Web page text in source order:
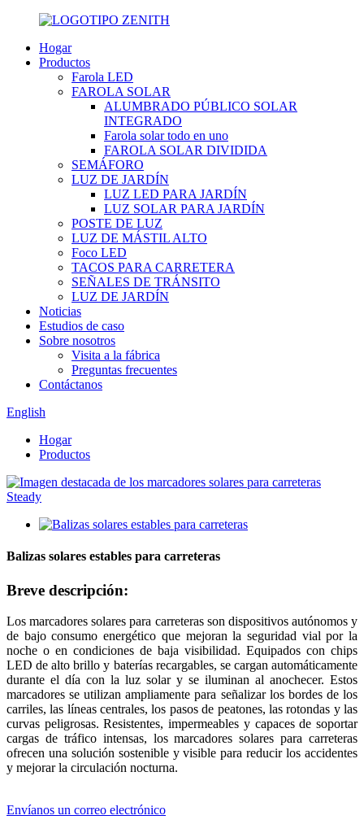
Hogar
Productos
Farola LED
FAROLA SOLAR
ALUMBRADO PÚBLICO SOLAR
INTEGRADO
Farola solar todo en uno
FAROLA SOLAR DIVIDIDA
SEMÁFORO
LUZ DE JARDÍN
LUZ LED PARA JARDÍN
LUZ SOLAR PARA JARDÍN
POSTE DE LUZ
LUZ DE MÁSTIL ALTO
Foco LED
TACOS PARA CARRETERA
SEÑALES DE TRÁNSITO
LUZ DE JARDÍN
Noticias
Estudios de caso
Sobre nosotros
Visita a la fábrica
Preguntas frecuentes
Contáctanos
English
Hogar
Productos
Balizas solares estables para carreteras
Breve descripción:
Los marcadores solares para carreteras son dispositivos autónomos y
de bajo consumo energético que mejoran la seguridad vial por la
noche o en condiciones de baja visibilidad. Equipados con chips
LED de alto brillo y baterías recargables, se cargan automáticamente
durante el día con la luz solar y se iluminan al anochecer. Estos
marcadores se utilizan ampliamente para señalizar los bordes de los
carriles, las líneas centrales, los pasos de peatones, las rotondas y las
curvas peligrosas. Resistentes, impermeables y capaces de soportar
cargas de tráfico intensas, los marcadores solares para carreteras
ofrecen una solución sostenible y visible para reducir los accidentes
y mejorar la circulación nocturna.
Envíanos un correo electrónico